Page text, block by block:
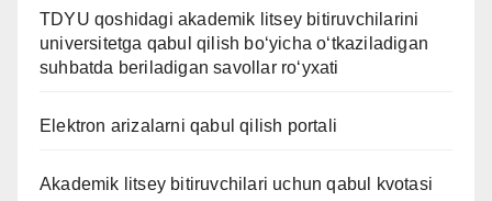
TDYU qoshidagi akademik litsey bitiruvchilarini
universitetga qabul qilish bo‘yicha o‘tkaziladigan
suhbatda beriladigan savollar ro‘yxati
Elektron arizalarni qabul qilish portali
Akademik litsey bitiruvchilari uchun qabul kvotasi